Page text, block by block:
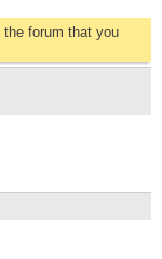
forum that you